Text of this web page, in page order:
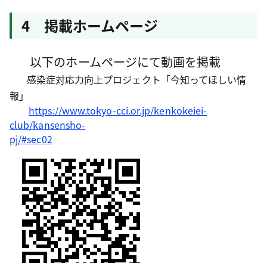
4 掲載ホームページ
以下のホームページにて動画を掲載
感染症対応力向上プロジェクト「今知ってほしい情
報」
https://www.tokyo-cci.or.jp/kenkokeiei-
club/kansensho-
pj/#sec02